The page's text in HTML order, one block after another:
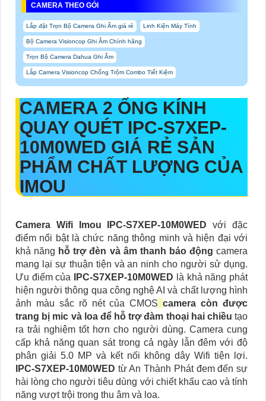
CAMERA THEO GÓI
Lắp đặt Trọn Bộ Camera Ghi Âm giá rẻ Linh Kiện Máy Tính
Bộ Camera Visioncop Ghi Âm Chính hãng
Trọn Bộ Camera Dahua Ghi Âm
Lắp Camera Visioncop Chống Trộm Combo Tiết Kiệm
CAMERA 2 ỐNG KÍNH
QUAY QUÉT IPC-S7XEP-
10M0WED GIÁ RẺ SẢN
PHẨM CHẤT LƯỢNG CỦA
IMOU
Camera Wifi Imou IPC-S7XEP-10M0WEDvới đặc
điểm nổi bật là chức năng thông minh và hiện đại với
khả năng hỗ trợ đèn và âm thanh báo động camera
mang lại sự thuận tiện và an ninh cho người sử dụng.
Ưu điểm của
IPC-S7XEP-10M0WED là khả năng phát
hiện người thông qua công nghệ AI và chất lượng hình
ảnh màu sắc rõ nét của CMOS camera còn được
trang bị mic và loa để hỗ trợ đàm thoại hai chiều tạo
ra trải nghiệm tốt hơn cho người dùng. Camera cung
cấp khả năng quan sát trong cả ngày lẫn đêm với độ
phân giải 5.0 MP và kết nối không dây Wifi tiện lợi.
IPC-S7XEP-10M0WED từ An Thành Phát đem đến sự
hài lòng cho người tiêu dùng với chiết khấu cao và tính
năng vượt trội trong thu âm và loa.